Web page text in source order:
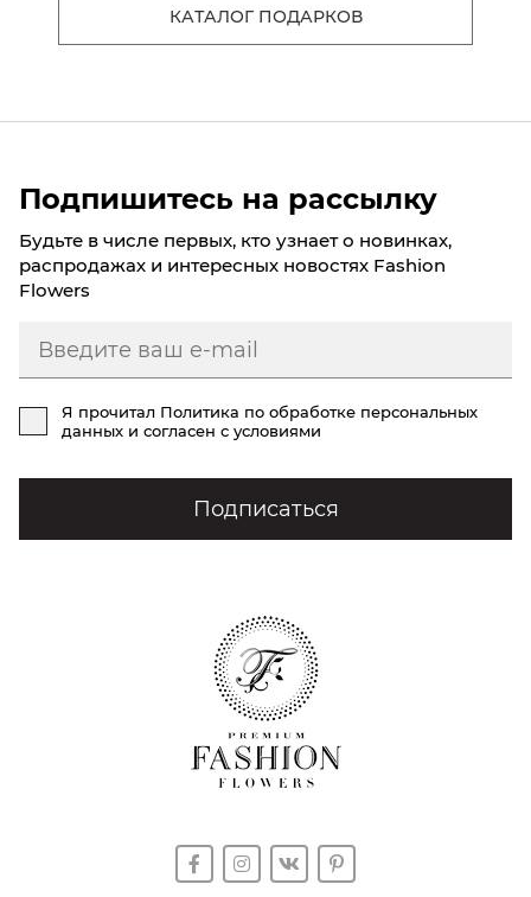
КАТАЛОГ ПОДАРКОВ
Подпишитесь на рассылку
Будьте в числе первых, кто узнает о новинках,
распродажах и интересных новостях Fashion
Flowers
Я прочитал Политика по обработке персональных
данных и согласен с условиями
Подписаться